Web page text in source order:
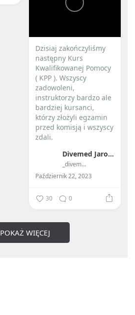
Dzisiaj zakończyliśmy
następny Kurs
Kwalifikowanej Pomocy
( KPP ). Wszyscy
zadowoleni,
instruktorzy bardzo ale
bardziej kursanci,
którzy złożyli egzamin
przed komisją i wszyscy
zdali.
Divemed Jarosław Przybylski
_divemed_
Październik 22, 2023
30 0
POKAŻ WIĘCEJ